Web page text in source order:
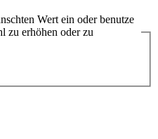
Wert ein oder benutze
zu erhöhen oder zu